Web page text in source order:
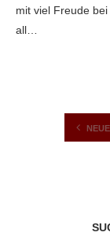
mit viel Freude
all…